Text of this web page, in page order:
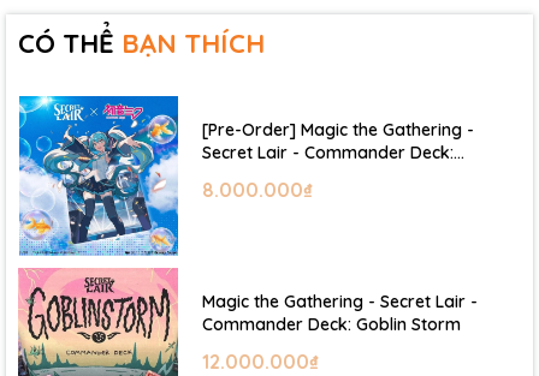
CÓ THỂ BẠN THÍCH
[Pre-Order] Magic the Gathering -
Secret Lair - Commander Deck:
8.000.000₫
Magic the Gathering - Secret Lair -
Commander Deck: Goblin Storm
12.000.000₫